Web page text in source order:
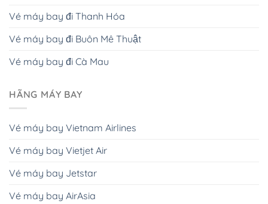
Vé máy bay đi Thanh Hóa
Vé máy bay đi Buôn Mê Thuật
Vé máy bay đi Cà Mau
HÃNG MÁY BAY
Vé máy bay Vietnam Airlines
Vé máy bay Vietjet Air
Vé máy bay Jetstar
Vé máy bay AirAsia